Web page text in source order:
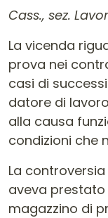
Cass., sez.
La vicenda
prova nei
casi di
datore di
alla causa
condizioni che
La
aveva prestato
magazzino di